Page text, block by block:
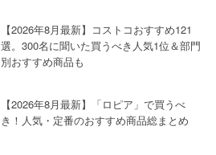
【2026年8月最新】コストコおすすめ121
選。300名に聞いた買うべき人気1位＆部門
別おすすめ商品も
【2026年8月最新】「ロピア」で買うべ
き！人気・定番のおすすめ商品総まとめ